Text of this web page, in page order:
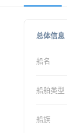
总体信息
船名
船舶类型
船旗